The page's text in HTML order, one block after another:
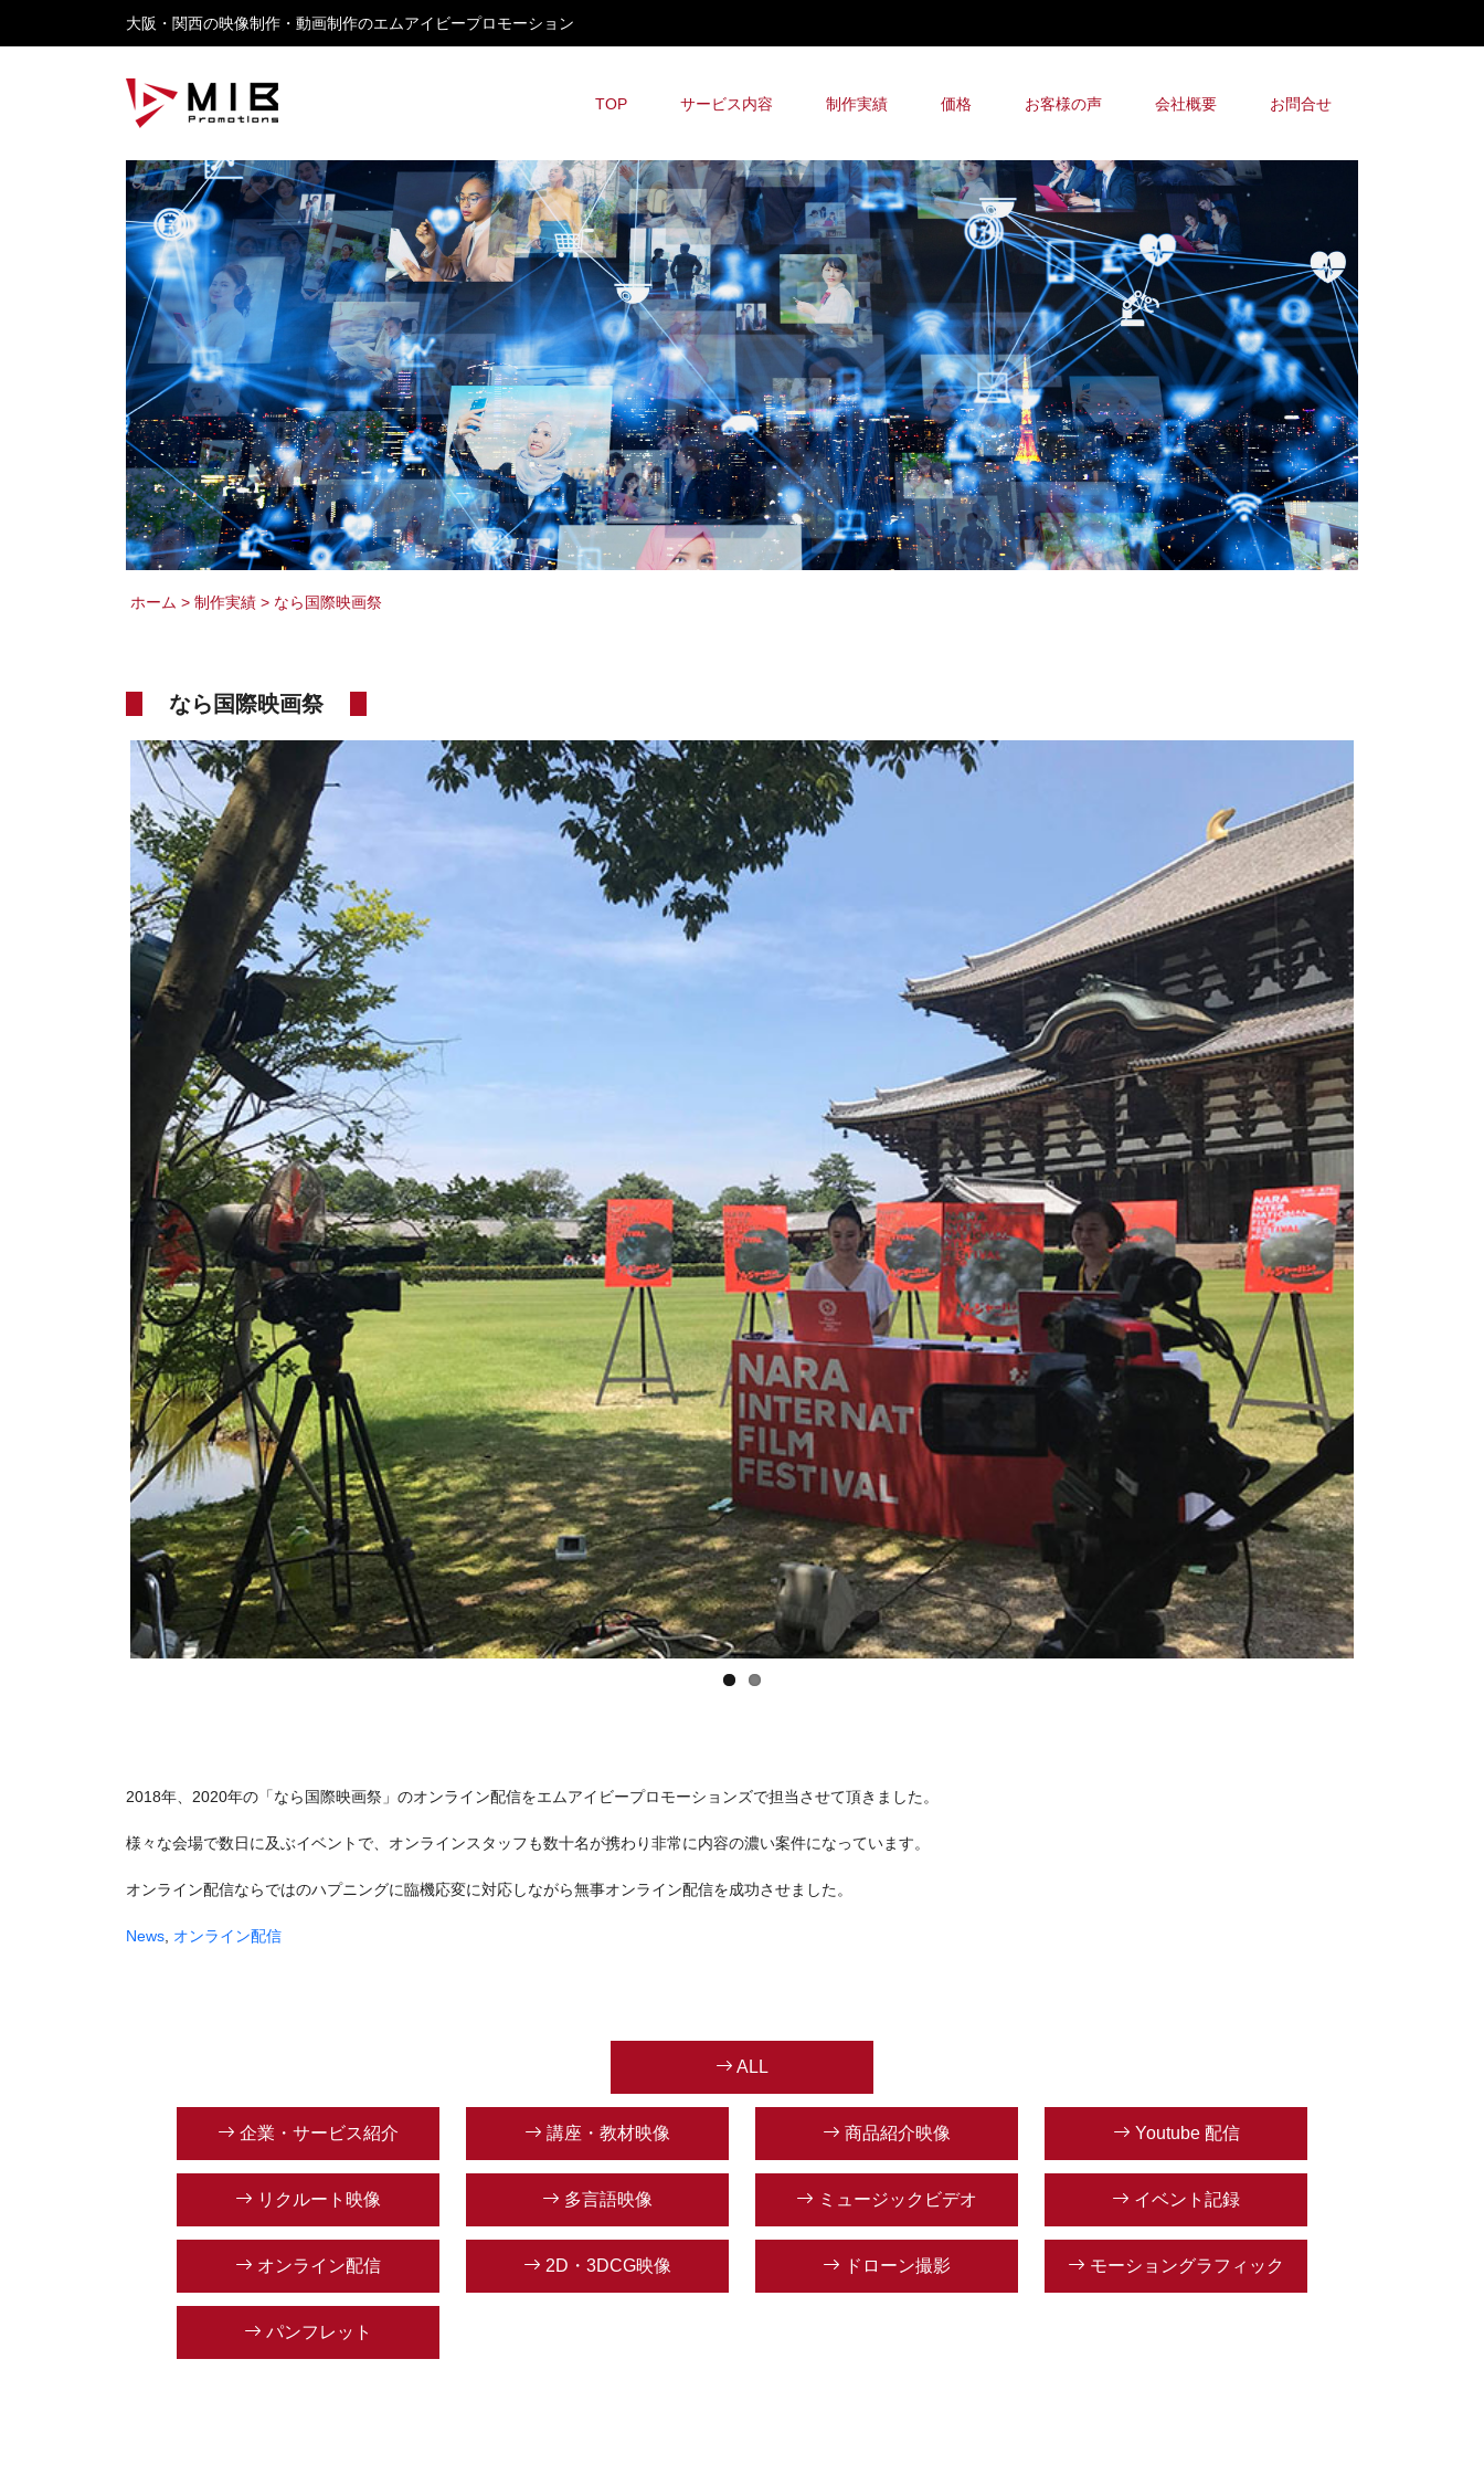
大阪・関西の映像制作・動画制作のエムアイビープロモーション
TOP サービス内容 制作実績 価格 お客様の声 会社概要 お問合せ
ホーム > 制作実績 > なら国際映画祭
なら国際映画祭
2018年、2020年の「なら国際映画祭」のオンライン配信をエムアイビープロモーションズで担当させて頂きました。
様々な会場で数日に及ぶイベントで、オンラインスタッフも数十名が携わり非常に内容の濃い案件になっています。
オンライン配信ならではのハプニングに臨機応変に対応しながら無事オンライン配信を成功させました。
News, オンライン配信
ALL
企業・サービス紹介 講座・教材映像 商品紹介映像 Youtube 配信
リクルート映像 多言語映像 ミュージックビデオ イベント記録
オンライン配信 2D・3DCG映像 ドローン撮影 モーショングラフィック
パンフレット